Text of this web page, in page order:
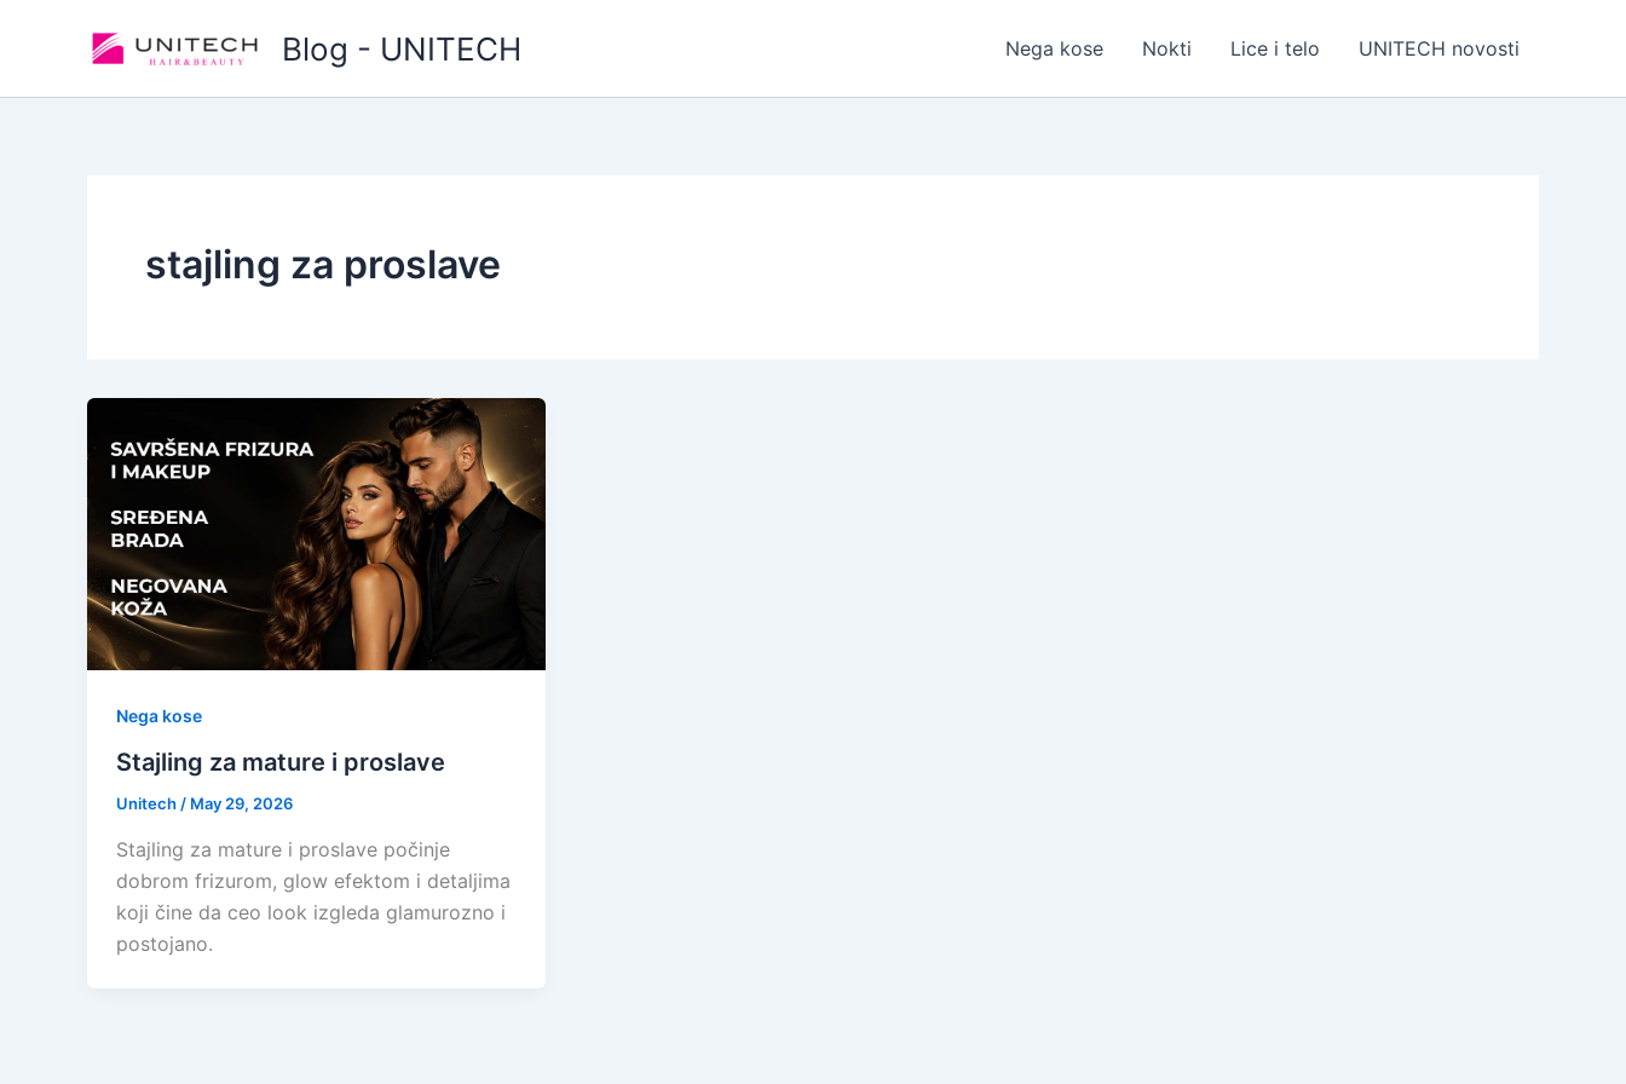
Blog - UNITECH Nega kose Nokti Lice i telo UNITECH novosti
stajling za proslave
Nega kose
Stajling za mature i proslave
Unitech / May 29, 2026
Stajling za mature i proslave počinje
dobrom frizurom, glow efektom i detaljima
koji čine da ceo look izgleda glamurozno i
postojano.